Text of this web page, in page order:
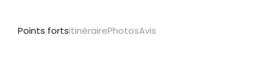
Points fortsItinérairePhotosAvis